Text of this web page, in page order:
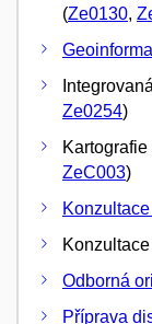
(Ze0130,
Ze0254)
Kartografie
ZeC003)
Odborná
Příprava